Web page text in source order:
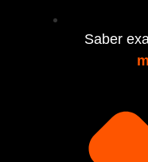
Saber